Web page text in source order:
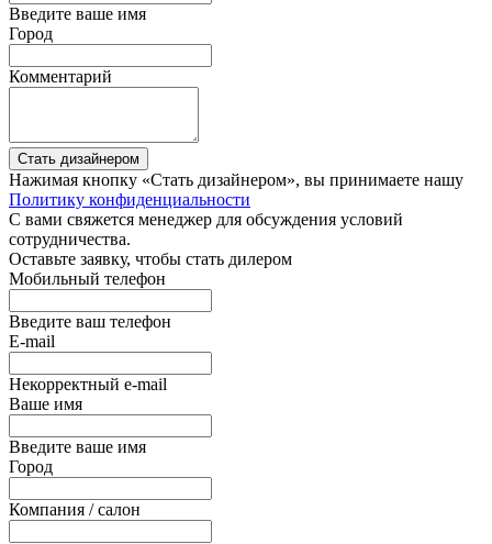
Введите ваше имя
Город
Комментарий
Стать дизайнером
Нажимая кнопку «Стать дизайнером», вы принимаете нашу
Политику конфиденциальности
С вами свяжется менеджер для обсуждения условий
сотрудничества.
Оставьте заявку, чтобы стать дилером
Мобильный телефон
Введите ваш телефон
E-mail
Некорректный e-mail
Ваше имя
Введите ваше имя
Город
Компания / салон